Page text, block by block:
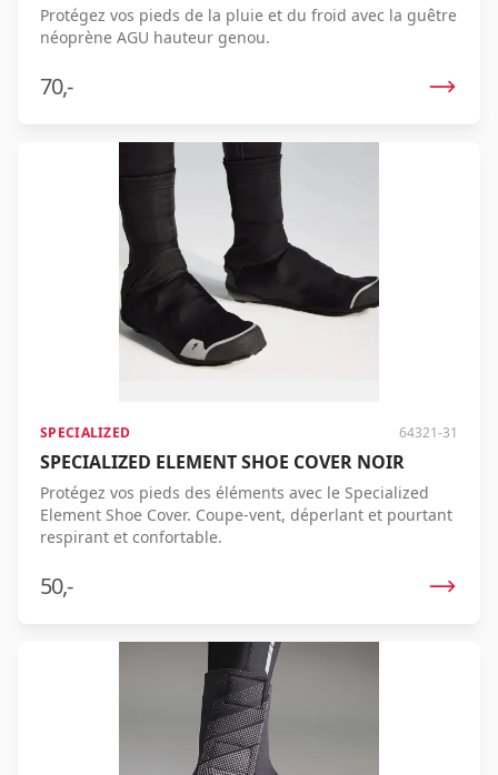
Protégez vos pieds de la pluie et du froid avec la guêtre
néoprène AGU hauteur genou.
70,-
SPECIALIZED 64321-31
SPECIALIZED ELEMENT SHOE COVER NOIR
Protégez vos pieds des éléments avec le Specialized
Element Shoe Cover. Coupe-vent, déperlant et pourtant
respirant et confortable.
50,-